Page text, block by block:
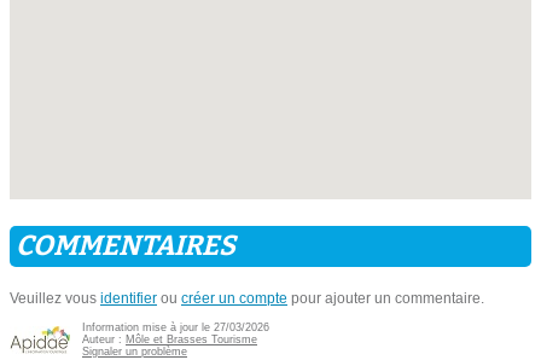
COMMENTAIRES
Veuillez vous identifier ou créer un compte pour ajouter un commentaire.
Information mise à jour le 27/03/2026
Auteur : Môle et Brasses Tourisme
Signaler un problème